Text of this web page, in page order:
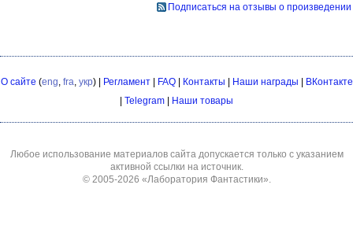
Подписаться на отзывы о произведении
О сайте (eng fra укр) | Регламент| FAQ| Контакты | Наши награды | ВКонтакте
| Telegram | Наши товары
Любое использование материалов сайта допускается только с указанием
активной ссылки на источник.
© 2005-2026 «Лаборатория Фантастики»